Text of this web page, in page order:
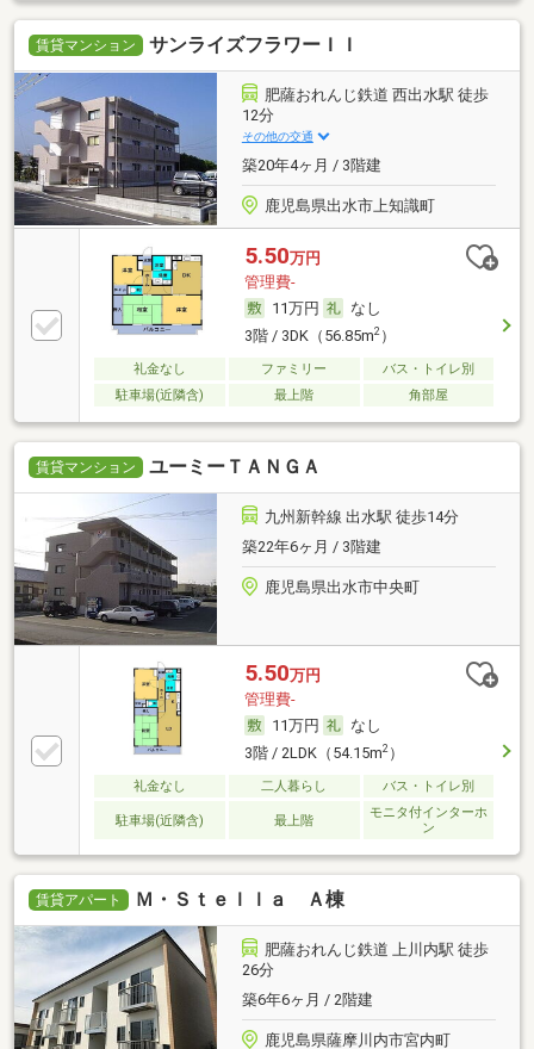
賃貸マンション サンライズフラワーＩＩ
肥薩おれんじ鉄道 西出水駅 徒歩
12分
その他の交通
築20年4ヶ月 / 3階建
鹿児島県出水市上知識町
5.50万円
管理費-
11万円
なし
3階 / 3DK（56.85m2）
礼金なし ファミリー
バス・トイレ別
駐車場(近隣含)
最上階 角部屋
賃貸マンション ユーミーＴＡＮＧＡ
九州新幹線 出水駅 徒歩14分
築22年6ヶ月 / 3階建
鹿児島県出水市中央町
5.50万円
管理費-
11万円
なし
3階 / 2LDK（54.15m2）
礼金なし 二人暮らし バス・トイレ別
駐車場(近隣含) 最上階
モニタ付インターホ
ン
賃貸アパート Ｍ・Ｓｔｅｌｌａ Ａ棟
肥薩おれんじ鉄道 上川内駅 徒歩
26分
築6年6ヶ月 / 2階建
鹿児島県薩摩川内市宮内町